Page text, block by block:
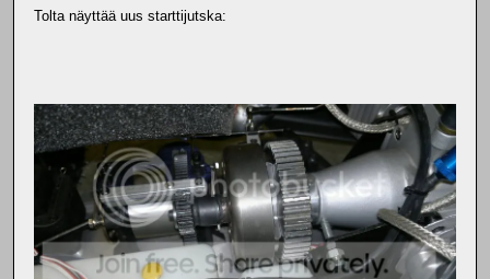
Tolta näyttää uus starttijutska: